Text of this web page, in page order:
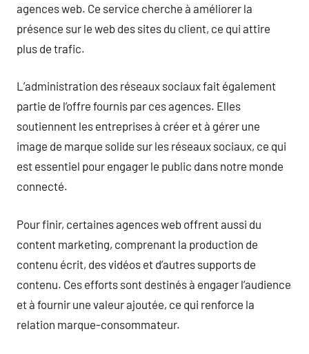
agences web. Ce service cherche à améliorer la
présence sur le web des sites du client, ce qui attire
plus de trafic.
L’administration des réseaux sociaux fait également
partie de l’offre fournis par ces agences. Elles
soutiennent les entreprises à créer et à gérer une
image de marque solide sur les réseaux sociaux, ce qui
est essentiel pour engager le public dans notre monde
connecté.
Pour finir, certaines agences web offrent aussi du
content marketing, comprenant la production de
contenu écrit, des vidéos et d’autres supports de
contenu. Ces efforts sont destinés à engager l’audience
et à fournir une valeur ajoutée, ce qui renforce la
relation marque-consommateur.